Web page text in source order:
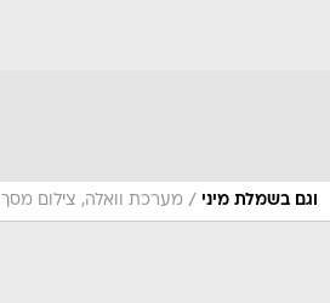
וגם בשמלת מיני / מערכת וואלה, צילום מסך